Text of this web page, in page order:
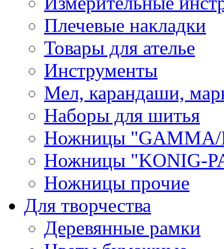
Плечевые накладки
Товары для ателье
Инструменты
Мел, карандаши,
Наборы для шитья
Ножницы "GAMMA/
Ножницы "KONIG-
Ножницы прочие
Для творчества
Деревянные рамки